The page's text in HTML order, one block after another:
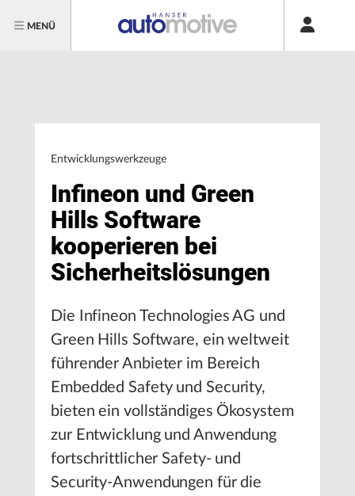
MENÜ
Entwicklungswerkzeuge
Infineon und Green
Hills Software
kooperieren bei
Sicherheitslösungen
Die Infineon Technologies AG und
Green Hills Software, ein weltweit
führender Anbieter im Bereich
Embedded Safety und Security,
bieten ein vollständiges Ökosystem
zur Entwicklung und Anwendung
fortschrittlicher Safety- und
Security-Anwendungen für die